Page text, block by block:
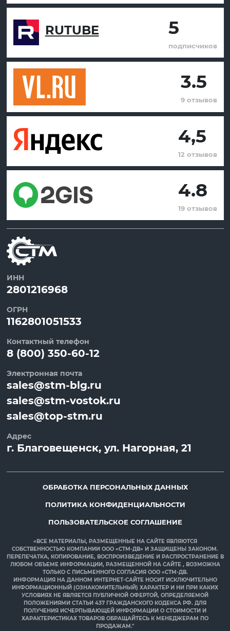
RUTUBE 5
подписчиков
3.5
9 отзывов
4,5
12 отзывов
4.8
19 отзывов
ИНН
2801216968
ОГРН
1162801051533
Контактный телефон
8 (800) 350-60-12
Электронная почта
sales@stm-blg.ru
sales@stm-vostok.ru
sales@top-stm.ru
Адрес
г. Благовещенск, ул. Нагорная, 21
ОБРАБОТКА ПЕРСОНАЛЬНЫХ ДАННЫХ
ПОЛИТИКА КОНФИДЕНЦИАЛЬНОСТИ
ПОЛЬЗОВАТЕЛЬСКОЕ СОГЛАШЕНИЕ
«ВСЕ МАТЕРИАЛЫ, РАЗМЕЩЕННЫЕ НА САЙТЕ ЯВЛЯЮТСЯ
СОБСТВЕННОСТЬЮ КОМПАНИИ ООО «СТМ-ДВ» И ЗАЩИЩЕНЫ ЗАКОНОМ.
ПЕРЕПЕЧАТКА, КОПИРОВАНИЕ, ВОСПРОИЗВЕДЕНИЕ И РАСПРОСТРАНЕНИЕ В
ЛЮБОМ ОБЪЕМЕ ИНФОРМАЦИИ, РАЗМЕЩЕННОЙ НА САЙТЕ , ВОЗМОЖНА
ТОЛЬКО С ПИСЬМЕННОГО СОГЛАСИЯ ООО «СТМ-ДВ.
ИНФОРМАЦИЯ НА ДАННОМ ИНТЕРНЕТ-САЙТЕ НОСИТ ИСКЛЮЧИТЕЛЬНО
ИНФОРМАЦИОННЫЙ (ОЗНАКОМИТЕЛЬНЫЙ) ХАРАКТЕР И НИ ПРИ КАКИХ
УСЛОВИЯХ НЕ ЯВЛЯЕТСЯ ПУБЛИЧНОЙ ОФЕРТОЙ, ОПРЕДЕЛЯЕМОЙ
ПОЛОЖЕНИЯМИ СТАТЬИ 437 ГРАЖДАНСКОГО КОДЕКСА РФ. ДЛЯ
ПОЛУЧЕНИЯ ИСЧЕРПЫВАЮЩЕЙ ИНФОРМАЦИИ О СТОИМОСТИ И
ХАРАКТЕРИСТИКАХ ТОВАРОВ ОБРАЩАЙТЕСЬ К МЕНЕДЖЕРАМ ПО
ПРОДАЖАМ."